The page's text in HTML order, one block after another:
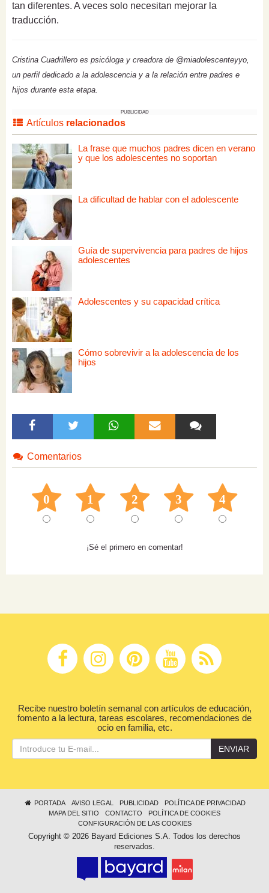
tan diferentes. A veces solo necesitan mejorar la
traducción.
Cristina Cuadrillero es psicóloga y creadora de @miadolescenteyyo,
un perfil dedicado a la adolescencia y a la relación entre padres e
hijos durante esta etapa.
PUBLICIDAD
Artículos relacionados
La frase que muchos padres dicen en verano
y que los adolescentes no soportan
La dificultad de hablar con el adolescente
Guía de supervivencia para padres de hijos
adolescentes
Adolescentes y su capacidad crítica
Cómo sobrevivir a la adolescencia de los
hijos
Comentarios
0 1 2 3 4
¡Sé el primero en comentar!
Recibe nuestro boletín semanal con artículos de educación,
fomento a la lectura, tareas escolares, recomendaciones de
ocio en familia, etc.
ENVIAR
PORTADA AVISO LEGAL PUBLICIDAD
POLÍTICA DE PRIVACIDAD
MAPA DEL SITIO
CONTACTO
POLÍTICA DE COOKIES
CONFIGURACIÓN DE LAS COOKIES
Copyright © 2026 Bayard Ediciones S.A. Todos los derechos
reservados.